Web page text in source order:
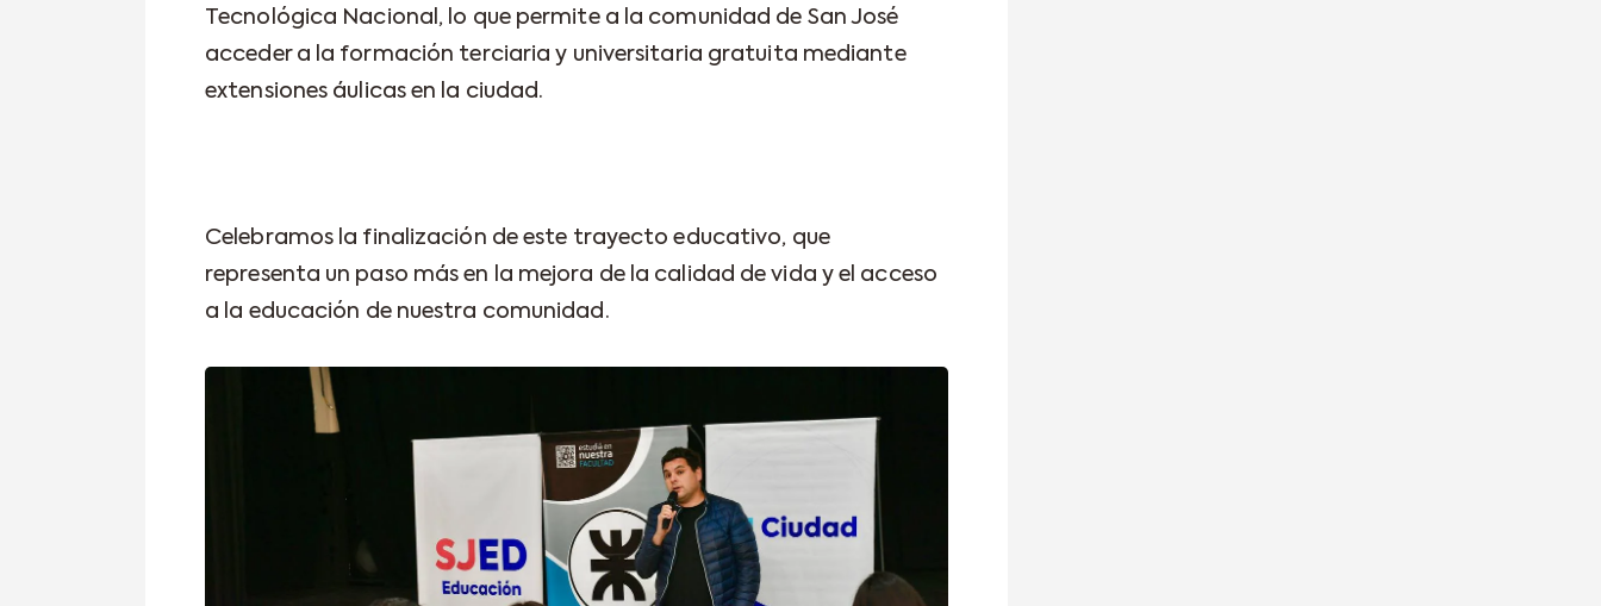
Tecnológica Nacional, lo que permite a la comunidad de San José
acceder a la formación terciaria y universitaria gratuita mediante
extensiones áulicas en la ciudad.
Celebramos la finalización de este trayecto educativo, que
representa un paso más en la mejora de la calidad de vida y el acceso
a la educación de nuestra comunidad.